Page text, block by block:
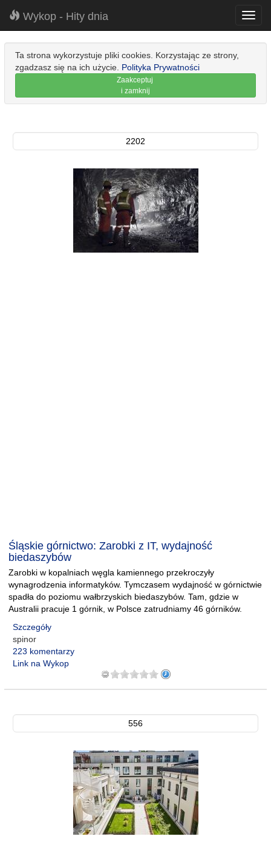
Wykop - Hity dnia
Ta strona wykorzystuje pliki cookies. Korzystając ze strony,
zgadzasz się na ich użycie. Polityka Prywatności
Zaakceptuj
i zamknij
2202
Śląskie górnictwo: Zarobki z IT, wydajność
biedaszybów
Zarobki w kopalniach węgla kamiennego przekroczyły
wynagrodzenia informatyków. Tymczasem wydajność w górnictwie
spadła do poziomu wałbrzyskich biedaszybów. Tam, gdzie w
Australii pracuje 1 górnik, w Polsce zatrudniamy 46 górników.
Szczegóły
spinor
223 komentarzy
Link na Wykop
556